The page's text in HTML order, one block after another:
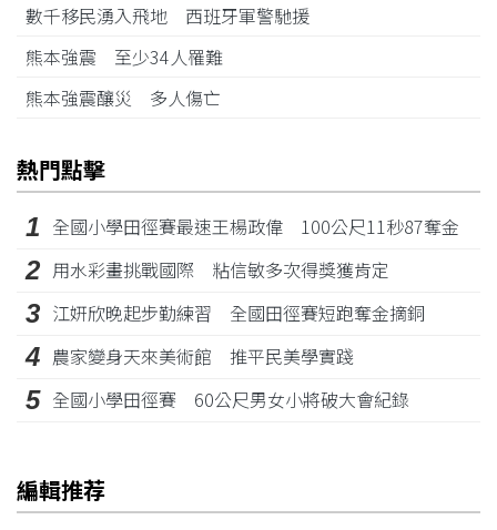
數千移民湧入飛地 西班牙軍警馳援
熊本強震 至少34人罹難
熊本強震釀災 多人傷亡
熱門點擊
1 全國小學田徑賽最速王楊政偉 100公尺11秒87奪金
2 用水彩畫挑戰國際 粘信敏多次得獎獲肯定
3 江姸欣晚起步勤練習 全國田徑賽短跑奪金摘銅
4 農家變身天來美術館 推平民美學實踐
5 全國小學田徑賽 60公尺男女小將破大會紀錄
編輯推荐